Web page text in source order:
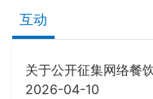
互动
关于公开征集网络餐
2026-04-10